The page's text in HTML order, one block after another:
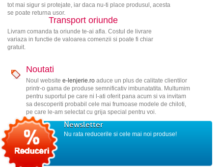
tot mai sigur si protejate, iar daca nu-ti place produsul, acesta
se poate returna usor.
Transport oriunde
Livram comanda ta oriunde te-ai afla. Costul de livrare
variaza in functie de valoarea comenzii si poate fi chiar
gratuit.
Noutati
Noul website e-lenjerie.roaduce un plus de calitate clientilor
printr-o gama de produse semnificativ imbunatatita. Multumim
pentru suportul pe care ni l-ati oferit pana acum si va invitam
sa descoperiti probabil cele mai frumoase modele de chiloti,
pe care le-am selectat cu grija special pentru voi.
Newsletter
Nu rata reducerile si cele mai noi produse!